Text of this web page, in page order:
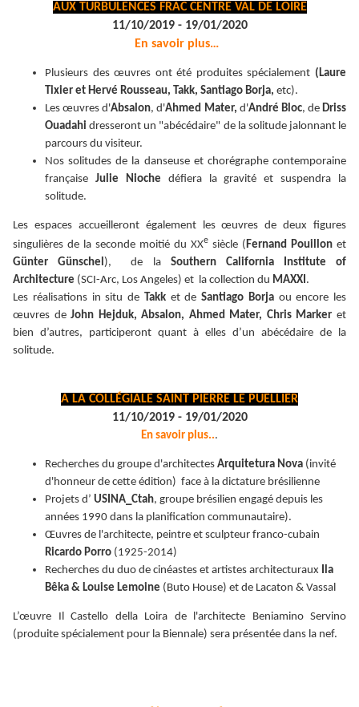
AUX TURBULENCES FRAC CENTRE VAL DE LOIRE
11/10/2019 - 19/01/2020
En savoir plus…
Plusieurs des œuvres ont été produites spécialement (Laure
Tixier et Hervé Rousseau, Takk, Santiago Borja, etc).
Les œuvres d'Absalon, d'Ahmed Mater, d'André Bloc, de Driss
Ouadahi dresseront un "abécédaire" de la solitude jalonnant le
parcours du visiteur.
Nos solitudes de la danseuse et chorégraphe contemporaine
française Julie Nioche défiera la gravité et suspendra la
solitude.
Les espaces accueilleront également les œuvres de deux figures
singulières de la seconde moitié du XXe siècle (Fernand Pouillon et
Günter Günschel), de la Southern California Institute of
Architecture (SCI-Arc, Los Angeles) et la collection du MAXXI.
Les réalisations in situ de Takk et de Santiago Borjaou encore les
œuvres deJohn Hejduk, Absalon, Ahmed Mater, Chris Marker et
bien d’autres, participeront quant à elles d’un abécédaire de la
solitude.
A LA COLLÉGIALE SAINT PIERRE LE PUELLIER
11/10/2019 - 19/01/2020
En savoir plus...
Recherches du groupe d'architectes Arquitetura Nova (invité
d'honneur de cette édition) face à la dictature brésilienne
Projets d’ USINA_Ctah, groupe brésilien engagé depuis les
années 1990 dans la planification communautaire).
Œuvres de l'architecte, peintre et sculpteur franco-cubain
Ricardo Porro (1925-2014)
Recherches du duo de cinéastes et artistes architecturaux Ila
Bêka & Louise Lemoine (Buto House) et de Lacaton & Vassal
L’œuvre Il Castello della Loira de l'architecte Beniamino Servino
(produite spécialement pour la Biennale) sera présentée dans la nef.